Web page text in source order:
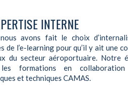
INTERNE
avons fait le choix
de l’e-learning pour qu’il y ait une
du secteur aéroportuaire. Notre
formations en
et techniques CAMAS.